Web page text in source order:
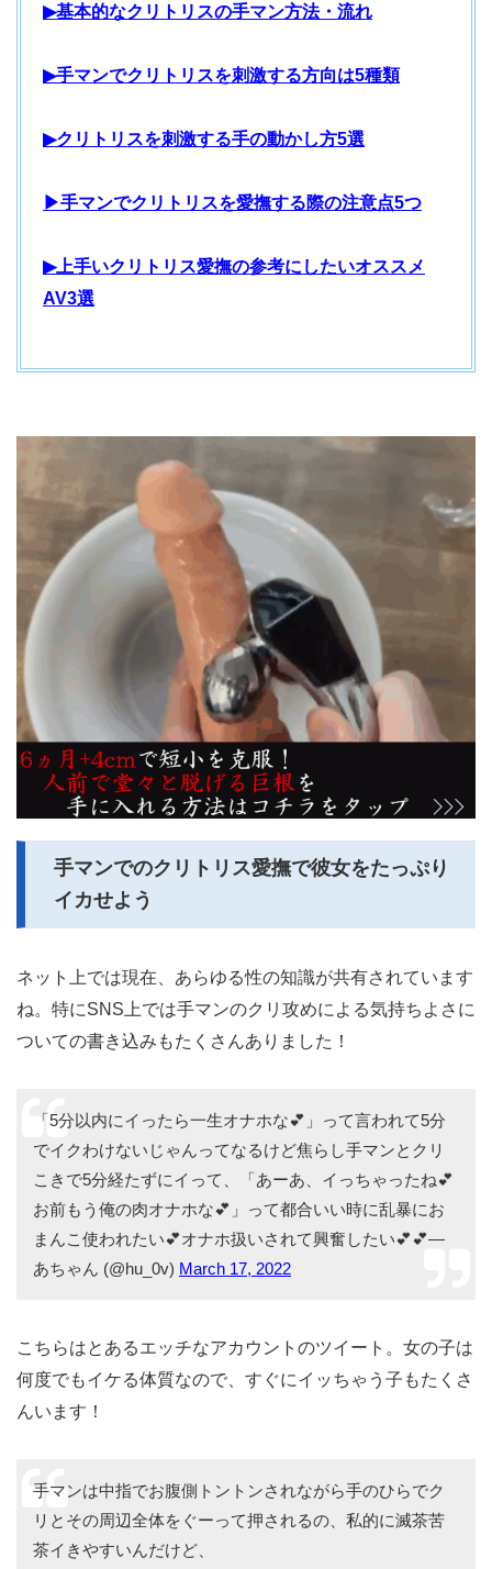
▶基本的なクリトリスの手マン方法・流れ
▶手マンでクリトリスを刺激する方向は5種類
▶クリトリスを刺激する手の動かし方5選
▶手マンでクリトリスを愛撫する際の注意点5つ
▶上手いクリトリス愛撫の参考にしたいオススメ
AV3選
手マンでのクリトリス愛撫で彼女をたっぷり
イカせよう
ネット上では現在、あらゆる性の知識が共有されています
ね。特にSNS上では手マンのクリ攻めによる気持ちよさに
ついての書き込みもたくさんありました！
「5分以内にイったら一生オナホな💕」って言われて5分
でイクわけないじゃんってなるけど焦らし手マンとクリ
こきで5分経たずにイって、「あーあ、イっちゃったね💕
お前もう俺の肉オナホな💕」って都合いい時に乱暴にお
まんこ使われたい💕オナホ扱いされて興奮したい💕💕—
あちゃん (@hu_0v) March 17, 2022
こちらはとあるエッチなアカウントのツイート。女の子は
何度でもイケる体質なので、すぐにイッちゃう子もたくさ
んいます！
手マンは中指でお腹側トントンされながら手のひらでク
リとその周辺全体をぐーって押されるの、私的に滅茶苦
茶イきやすいんだけど、